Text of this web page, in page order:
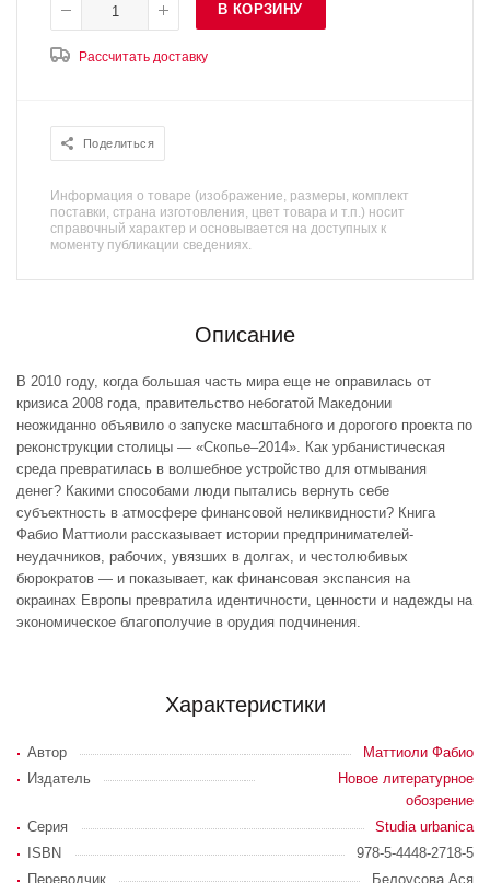
В КОРЗИНУ
Рассчитать доставку
Поделиться
Информация о товаре (изображение, размеры, комплект
поставки, страна изготовления, цвет товара и т.п.) носит
справочный характер и основывается на доступных к
моменту публикации сведениях.
Описание
В 2010 году, когда большая часть мира еще не оправилась от
кризиса 2008 года, правительство небогатой Македонии
неожиданно объявило о запуске масштабного и дорогого проекта по
реконструкции столицы — «Скопье–2014». Как урбанистическая
среда превратилась в волшебное устройство для отмывания
денег? Какими способами люди пытались вернуть себе
субъектность в атмосфере финансовой неликвидности? Книга
Фабио Маттиоли рассказывает истории предпринимателей-
неудачников, рабочих, увязших в долгах, и честолюбивых
бюрократов — и показывает, как финансовая экспансия на
окраинах Европы превратила идентичности, ценности и надежды на
экономическое благополучие в орудия подчинения.
Характеристики
Автор
Маттиоли Фабио
Издатель
Новое литературное
обозрение
Серия
Studia urbanica
ISBN
978-5-4448-2718-5
Переводчик
Белоусова Ася